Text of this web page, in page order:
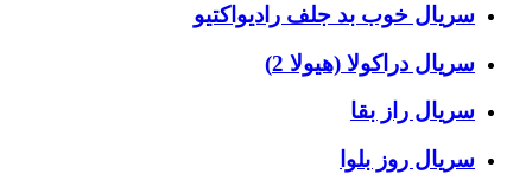
سریال خوب بد جلف رادیواکتیو
سریال دراکولا (هیولا 2)
سریال راز بقا
سریال روز بلوا